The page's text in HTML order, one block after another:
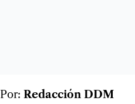
Por: Redacción DDM